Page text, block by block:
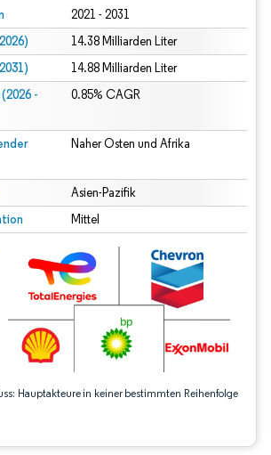
2021 - 2031
14.38 Milliarden Liter
14.88 Milliarden Liter
-
0.85% CAGR
Naher Osten und Afrika
Asien-Pazifik
Mittel
Hauptakteure in keiner bestimmten Reihenfolge
Wiederverwendung erfordert Namensnennung